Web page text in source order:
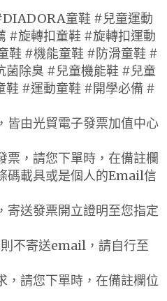
童鞋 #兒童運動
#旋轉扣童鞋 #旋轉扣運動
鞋 #機能童鞋 #防滑童鞋 #
菌除臭 #兒童機能鞋 #兒童
鞋 #運動童鞋 #開學必備 #
皆由光貿電子發票加值中心
票，請您下單時，在備註欄
碼載具或是個人的Email信
寄送發票開立證明至您指定
不寄送email，請自行至
，請您下單時，在備註欄位